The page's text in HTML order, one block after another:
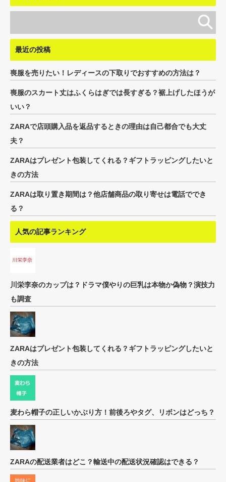
最近の投稿
喪服を売りたい！レディースの下取りでおすすめの方法は？
喪服のスカート丈はふくらはぎでは長すぎる？裾上げしたほうが
いい？
ZARAで店頭購入品を返品するときの理由は自己都合でも大丈
夫？
ZARAはプレゼント包装してくれる？ギフトラッピングしたいと
きの方法
ZARAは取り置き期間は？他店舗商品の取り寄せは電話ででき
る？
人気の記事ランキング
川栄李奈のカップは？ドラマ僕やりの巨乳は本物か偽物？演技力
も調査
ZARAはプレゼント包装してくれる？ギフトラッピングしたいと
きの方法
麦わら帽子の正しいかぶり方！前後ろやタグ、リボンはどっち？
ZARAの配送業者はどこ？輸送中の配送状況確認はできる？